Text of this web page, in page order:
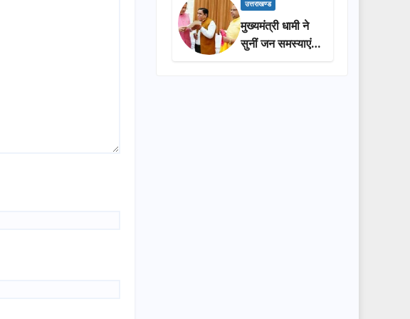
प्रशासन की
सराहना…
उत्तराखण्ड
मुख्यमंत्री धामी ने
सुनीं जन समस्याएं,
अधिकारियों को